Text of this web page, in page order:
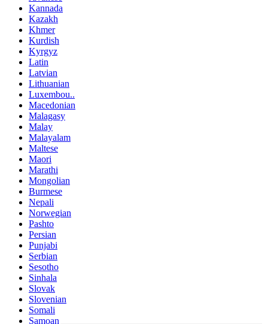
Kannada
Kazakh
Khmer
Kurdish
Kyrgyz
Latin
Latvian
Lithuanian
Luxembou..
Macedonian
Malagasy
Malay
Malayalam
Maltese
Maori
Marathi
Mongolian
Burmese
Nepali
Norwegian
Pashto
Persian
Punjabi
Serbian
Sesotho
Sinhala
Slovak
Slovenian
Somali
Samoan